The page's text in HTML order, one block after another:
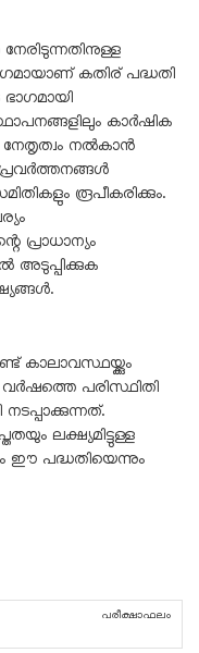
കതിര് പദ്ധതി
ഭാഗമായി
കാർഷിക
നേതൃത്വം നൽകാൻ
രൂപീകരിക്കും.
പ്രാധാന്യം
അടുപ്പിക്കുക
കാലാവസ്ഥയ്ക്കും
വർഷത്തെ പരിസ്ഥിതി
ലക്ഷ്യമിട്ടുള്ള
ഈ പദ്ധതിയെന്നും
പരീക്ഷാഫലം